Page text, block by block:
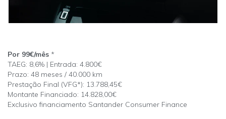
Por 99€/mês *
TAEG: 8,6% | Entrada: 4.800€
Prazo: 48 meses / 40.000 km
Prestação Final (VFG*): 13.788,45€
Montante Financiado: 14.828,00€
Exclusivo financiamento Santander Consumer Finance